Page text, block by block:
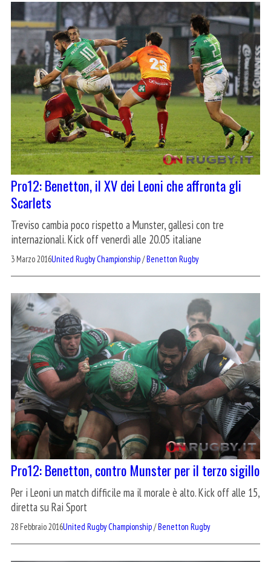
Pro12: Benetton, il XV dei Leoni che affronta gli
Scarlets
Treviso cambia poco rispetto a Munster, gallesi con tre
internazionali. Kick off venerdì alle 20.05 italiane
3 Marzo 2016United Rugby Championship/Benetton Rugby
Pro12: Benetton, contro Munster per il terzo sigillo
Per i Leoni un match difficile ma il morale è alto. Kick off alle 15,
diretta su Rai Sport
28 Febbraio 2016United Rugby Championship/Benetton Rugby